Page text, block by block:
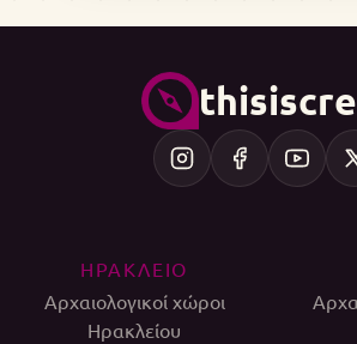
ΗΡΑΚΛΕΙΟ
Αρχαιολογικοί χώροι
Ηρακλείου